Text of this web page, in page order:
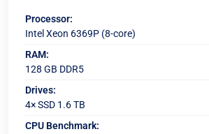
Processor:
Intel Xeon 6369P (8-core)
RAM:
128 GB DDR5
Drives:
4× SSD 1.6 TB
CPU Benchmark: